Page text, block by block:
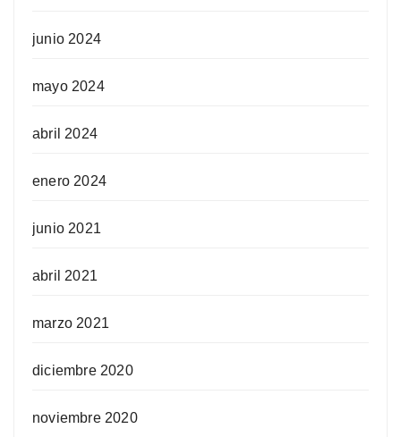
junio 2024
mayo 2024
abril 2024
enero 2024
junio 2021
abril 2021
marzo 2021
diciembre 2020
noviembre 2020